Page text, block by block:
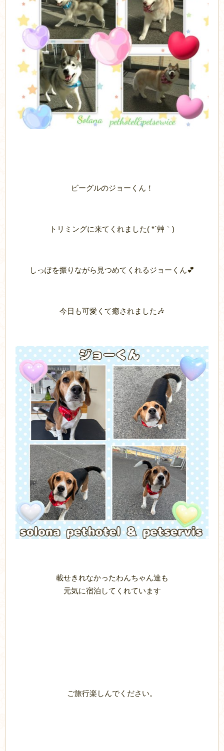
ビーグルのジョーくん！
トリミングに来てくれました( *´艸｀)
しっぽを振りながら見つめてくれるジョーくん💕
今日も可愛くて癒されました🎶
載せきれなかったわんちゃん達も
元気に宿泊してくれています
ご旅行楽しんでください。